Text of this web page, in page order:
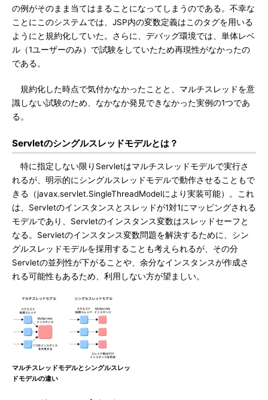
の例がそのまま当てはまることになってしまうのである。不幸な
ことにこのシステムでは、JSP内の変数定義はこのタグを用いる
ようにと規約化していた。さらに、デバッグ環境では、単体レベ
ル（1ユーザーのみ）で試験をしていたため再現性がなかったの
である。
規約化した時点で気付かなかったことと、マルチスレッドを意
識しない試験のため、なかなか発見できなかった実例の1つであ
る。
Servletのシングルスレッドモデルとは？
特に指定しない限りServletはマルチスレッドモデルで実行さ
れるが、明示的にシングルスレッドモデルで動作させることもで
きる（javax.servlet.SingleThreadModelにより実装可能）。これ
は、Servletのインスタンスとスレッドが1対1にマッピングされる
モデルであり、Servletのインスタンス変数はスレッドセーフと
なる。Servletのインスタンス変数問題を解決するために、シン
グルスレッドモデルを採用することも考えられるが、その分
Servletの並列性が下がることや、余分なインスタンスが作成さ
れる可能性もあるため、利用しない方が望ましい。
マルチスレッドモデルとシングルスレッ
ドモデルの違い